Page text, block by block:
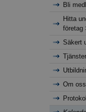
Bli
Hitta
företag
Säkert
Om